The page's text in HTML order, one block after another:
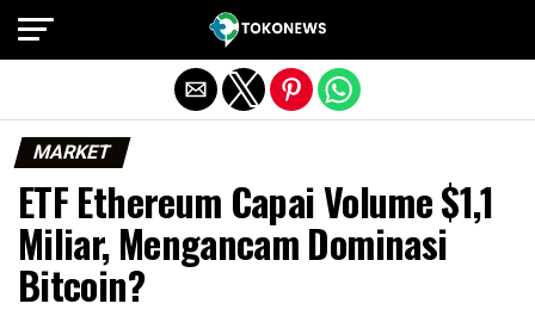
MARKET
ETF Ethereum Capai Volume $1,1
Miliar, Mengancam Dominasi
Bitcoin?
Exit mobile version